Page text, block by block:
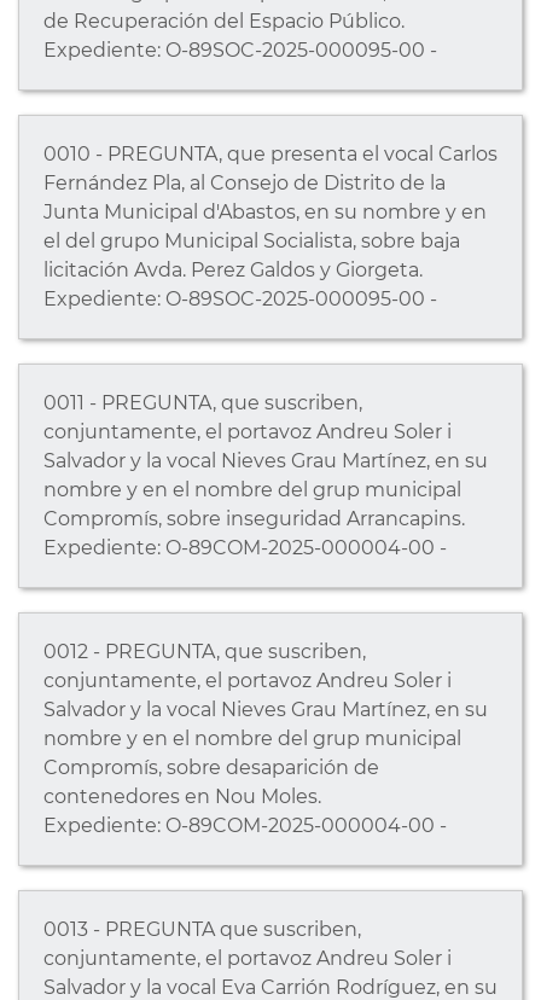
de Recuperación del Espacio Público.
Expediente: O-89SOC-2025-000095-00 -
0010 - PREGUNTA, que presenta el vocal Carlos
Fernández Pla, al Consejo de Distrito de la
Junta Municipal d'Abastos, en su nombre y en
el del grupo Municipal Socialista, sobre baja
licitación Avda. Perez Galdos y Giorgeta.
Expediente: O-89SOC-2025-000095-00 -
0011 - PREGUNTA, que suscriben,
conjuntamente, el portavoz Andreu Soler i
Salvador y la vocal Nieves Grau Martínez, en su
nombre y en el nombre del grup municipal
Compromís, sobre inseguridad Arrancapins.
Expediente: O-89COM-2025-000004-00 -
0012 - PREGUNTA, que suscriben,
conjuntamente, el portavoz Andreu Soler i
Salvador y la vocal Nieves Grau Martínez, en su
nombre y en el nombre del grup municipal
Compromís, sobre desaparición de
contenedores en Nou Moles.
Expediente: O-89COM-2025-000004-00 -
0013 - PREGUNTA que suscriben,
conjuntamente, el portavoz Andreu Soler i
Salvador y la vocal Eva Carrión Rodríguez, en su